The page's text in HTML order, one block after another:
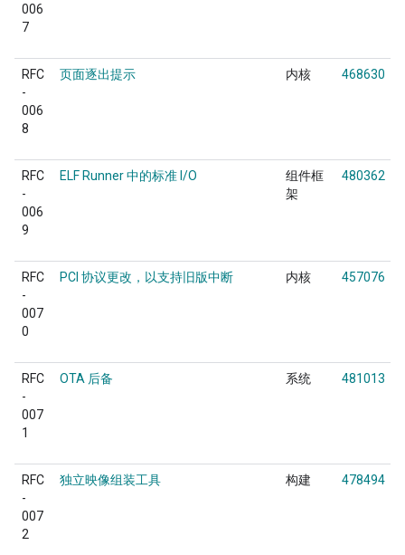
006
7
RFC
-
006
8
页面逐出提示 内核 468630
RFC
-
006
9
ELF Runner 中的标准 I/O
组件框
架
480362
RFC
-
007
0
PCI 协议更改，以支持旧版中断 内核 457076
RFC
-
007
1
OTA 后备 系统 481013
RFC
-
007
2
独立映像组装工具 构建 478494